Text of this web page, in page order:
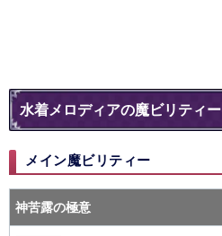
水着メロディアの魔ビリティー
メイン魔ビリティー
神苦露の極意